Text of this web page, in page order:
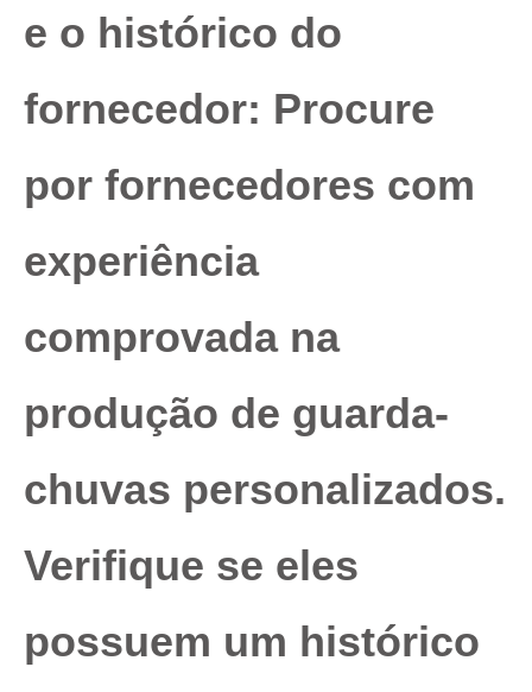
e o histórico do
fornecedor: Procure
por fornecedores com
experiência
comprovada na
produção de guarda-
chuvas personalizados.
Verifique se eles
possuem um histórico